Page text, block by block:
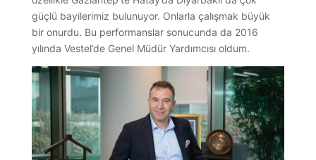
güçlü bayilerimiz bulunuyor. Onlarla çalışmak büyük
bir onurdu. Bu performanslar sonucunda da 2016
yılında Vestel’de Genel Müdür Yardımcısı oldum.